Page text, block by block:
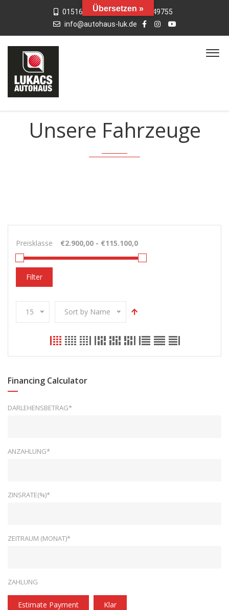
015163769659
01742949755
info@autohaus-luk.de
Unsere Fahrzeuge
Preisklasse
Filter
15 Sort by Name
Financing Calculator
DARLEHENSBETRAG*
ANZAHLUNG*
ZINSRATE(%)*
ZEITRAUM (MONAT)*
ZAHLUNG
Estimate Payment Klar
Übersetzen »